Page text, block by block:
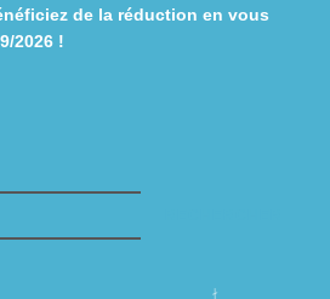
de la réduction en vous
2026 !